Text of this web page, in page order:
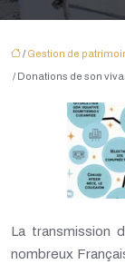
/ Gestion de
/ Donations de son
La transmission
nombreux